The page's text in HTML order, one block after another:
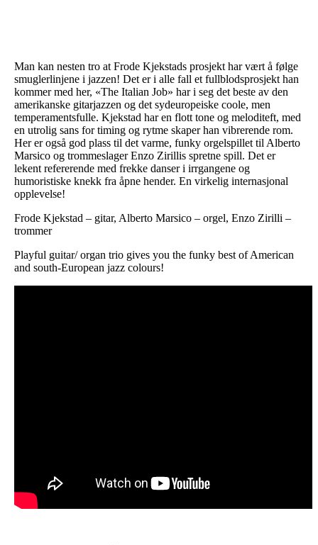
Man kan nesten tro at Frode Kjekstads prosjekt har vært å følge
smuglerlinjene i jazzen! Det er i alle fall et fullblodsprosjekt han
kommer med her, «The Italian Job» har i seg det beste av den
amerikanske gitarjazzen og det sydeuropeiske coole, men
temperamentsfulle. Kjekstad har en flott tone og meloditeft, med
en utrolig sans for timing og rytme skaper han vibrerende rom.
Her er også god plass til det varme, funky orgelspillet til Alberto
Marsico og trommeslager Enzo Zirillis spretne spill. Det er
lekent refererende med frekke danser i irrgangene og
humoristiske knekk fra åpne hender. En virkelig internasjonal
opplevelse!
Frode Kjekstad – gitar, Alberto Marsico – orgel, Enzo Zirilli –
trommer
Playful guitar/ organ trio gives you the funky best of American
and south-European jazz colours!